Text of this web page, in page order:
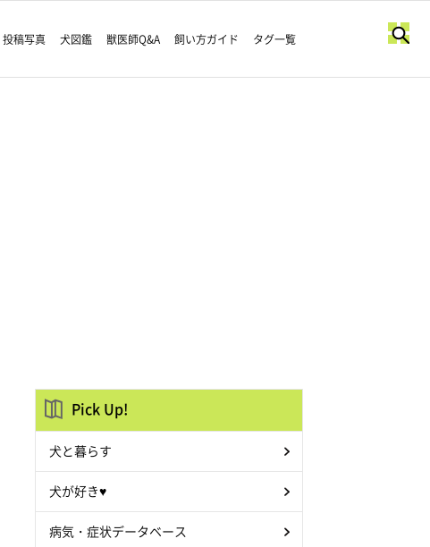
投稿写真 犬図鑑 獣医師Q&A 飼い方ガイド タグ一覧
Pick Up!
犬と暮らす
犬が好き♥
病気・症状データベース